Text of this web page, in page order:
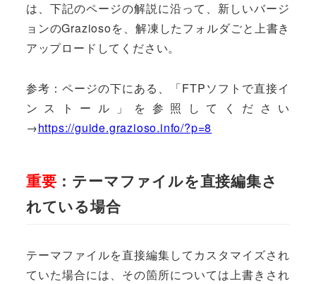
は、下記のページの解説に沿って、新しいバージ
ョンのGraziosoを、解凍したフォルダごと上書き
アップロードしてください。
参考：ページの下にある、「FTPソフトで直接イ
ンストール」を参照してください
→https://guide.grazioso.info/?p=8
重要 ：テーマファイルを直接編集さ
れている場合
テーマファイルを直接編集してカスタマイズされ
ていた場合には、その箇所については上書きされ